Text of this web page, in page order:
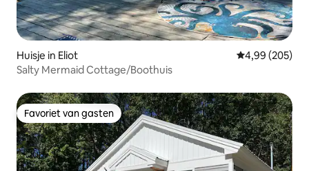
Huisje in Eliot Gemiddelde
4,99 (205)
Salty Mermaid Cottage/Boothuis
Favoriet van gasten
Favoriet van gasten